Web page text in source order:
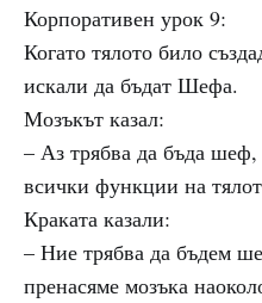
Корпоративен урок 9:
Когато тялото било
искали да бъдат Шефа.
Мозъкът казал:
– Аз трябва да бъда
всички функции на
Краката казали:
– Ние трябва да бъдем
пренасяме мозъка